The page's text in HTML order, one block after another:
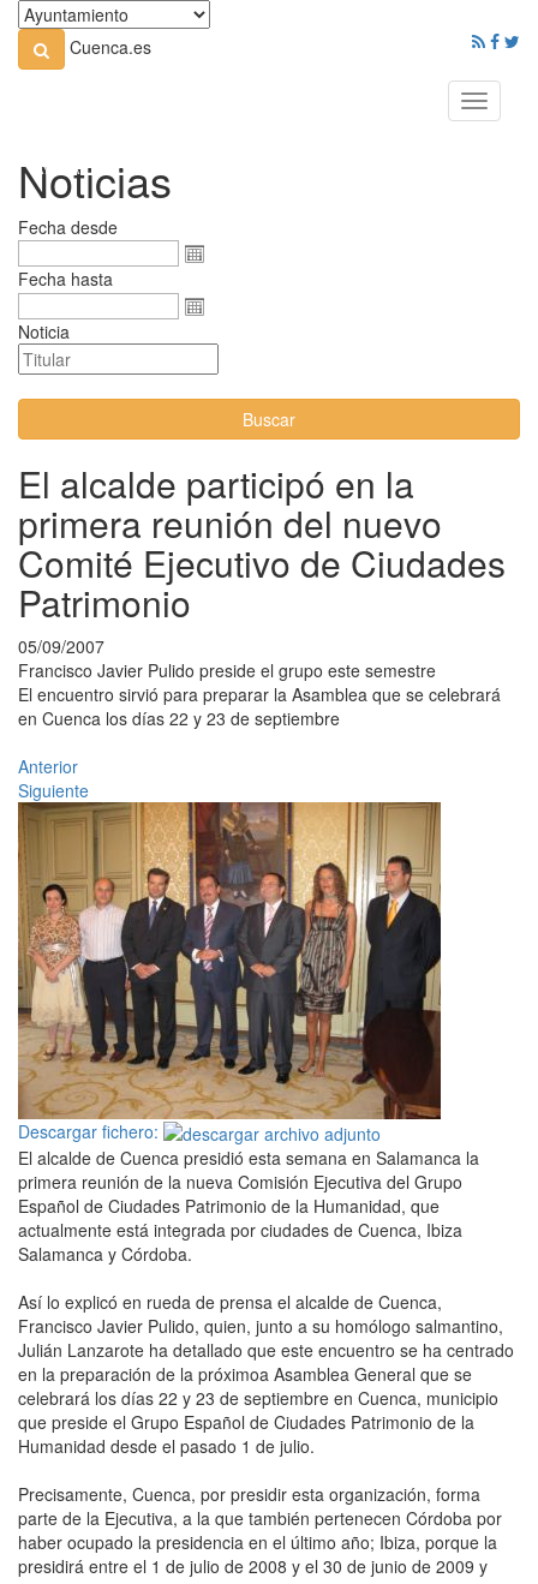
Cuenca.es
Toggle
Noticias
Fecha desde
Fecha hasta
Noticia
Buscar
El alcalde participó en la
primera reunión del nuevo
Comité Ejecutivo de Ciudades
Patrimonio
05/09/2007
Francisco Javier Pulido preside el grupo este semestre
El encuentro sirvió para preparar la Asamblea que se celebrará
en Cuenca los días 22 y 23 de septiembre
Anterior
Siguiente
Descargar fichero:
El alcalde de Cuenca presidió esta semana en Salamanca la
primera reunión de la nueva Comisión Ejecutiva del Grupo
Español de Ciudades Patrimonio de la Humanidad, que
actualmente está integrada por ciudades de Cuenca, Ibiza
Salamanca y Córdoba.
Así lo explicó en rueda de prensa el alcalde de Cuenca,
Francisco Javier Pulido, quien, junto a su homólogo salmantino,
Julián Lanzarote ha detallado que este encuentro se ha centrado
en la preparación de la próximoa Asamblea General que se
celebrará los días 22 y 23 de septiembre en Cuenca, municipio
que preside el Grupo Español de Ciudades Patrimonio de la
Humanidad desde el pasado 1 de julio.
Precisamente, Cuenca, por presidir esta organización, forma
parte de la Ejecutiva, a la que también pertenecen Córdoba por
haber ocupado la presidencia en el último año; Ibiza, porque la
presidirá entre el 1 de julio de 2008 y el 30 de junio de 2009 y